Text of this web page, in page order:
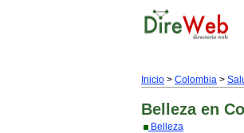
Inicio > Colombia >
Belleza en
Belleza